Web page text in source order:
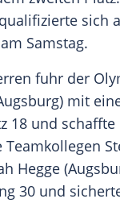
sich
Samstag.
fuhr der
mit
18 und schaffte
Teamkollegen
Hegge
30 und